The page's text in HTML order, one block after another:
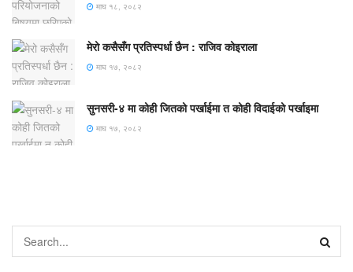
माघ १८, २०८२
मेरो कसैसँग प्रतिस्पर्धा छैन : राजिव कोइराला
माघ १७, २०८२
सुनसरी-४ मा कोही जितको पर्खाईमा त कोही विदाईको पर्खाइमा
माघ १७, २०८२